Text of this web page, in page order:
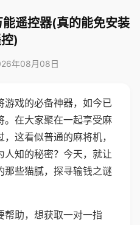
遥控器(真的能免安装
)
年08月08日
游戏的必备神器，如今已
。在大家聚在一起享受麻
这看似普通的麻将机，
人知的秘密？今天，就让
那些猫腻，探寻输钱之谜
帮助，想获取一对一指